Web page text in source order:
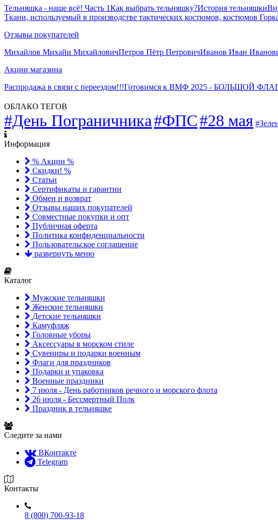
Тельняшка - наше всё! Часть 1Как выбрать тельняшку?История тельняшки
Ткани, используемый в производстве тактических костюмов, костюмов
Отзывы покупателей
Михайлов Михайи МихайловичПетров Пётр ПетровичИванов Иван
Акции магазина
Распродажа в связи с переездом!!!Готовимся к ВМФ 2025 - БОЛЬШОЙ ФЛАГ
ОБЛАКО ТЕГОВ
#День Пограничника#ФПС#28 мая
Информация
% Акции %
Скидки! %
Статьи
Сертификаты и гарантии
Обмен и возврат
Отзывы наших покупателей
Совместные покупки и опт
Публичная оферта
Политика конфиденциальности
Пользовательское соглашение
развернуть меню
Каталог
Мужские тельняшки
Женские тельняшки
Детские тельняшки
Камуфляж
Головные уборы
Аксессуары в морском стиле
Сувениры и подарки военным
Флаги для праздников
Подарки и упаковка
Военные праздники
7 июля - День работников речного и морского флота
26 июля - Бессмертный Полк
Праздник в тельняшке
Следите за нами
ВКонтакте
Telegram
Контакты
8 (800) 700-93-18